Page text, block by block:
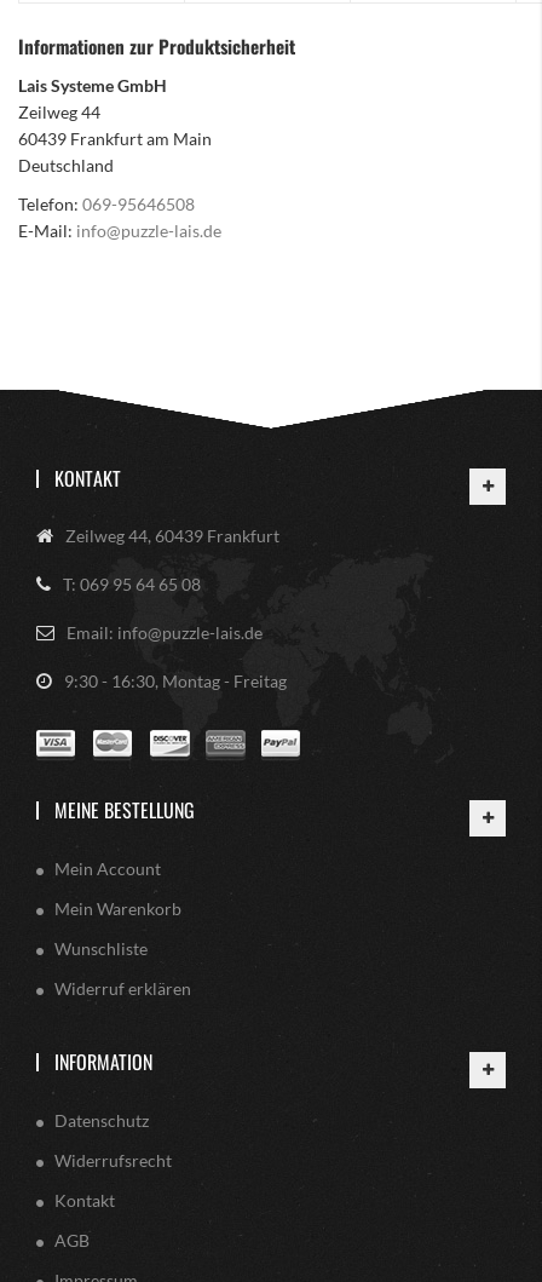
Informationen zur Produktsicherheit
Lais Systeme GmbH
Zeilweg 44
60439 Frankfurt am Main
Deutschland
Telefon: 069-95646508
E-Mail: info@puzzle-lais.de
KONTAKT
Zeilweg 44, 60439 Frankfurt
T: 069 95 64 65 08
Email: info@puzzle-lais.de
9:30 - 16:30, Montag - Freitag
MEINE BESTELLUNG
Mein Account
Mein Warenkorb
Wunschliste
Widerruf erklären
INFORMATION
Datenschutz
Widerrufsrecht
Kontakt
AGB